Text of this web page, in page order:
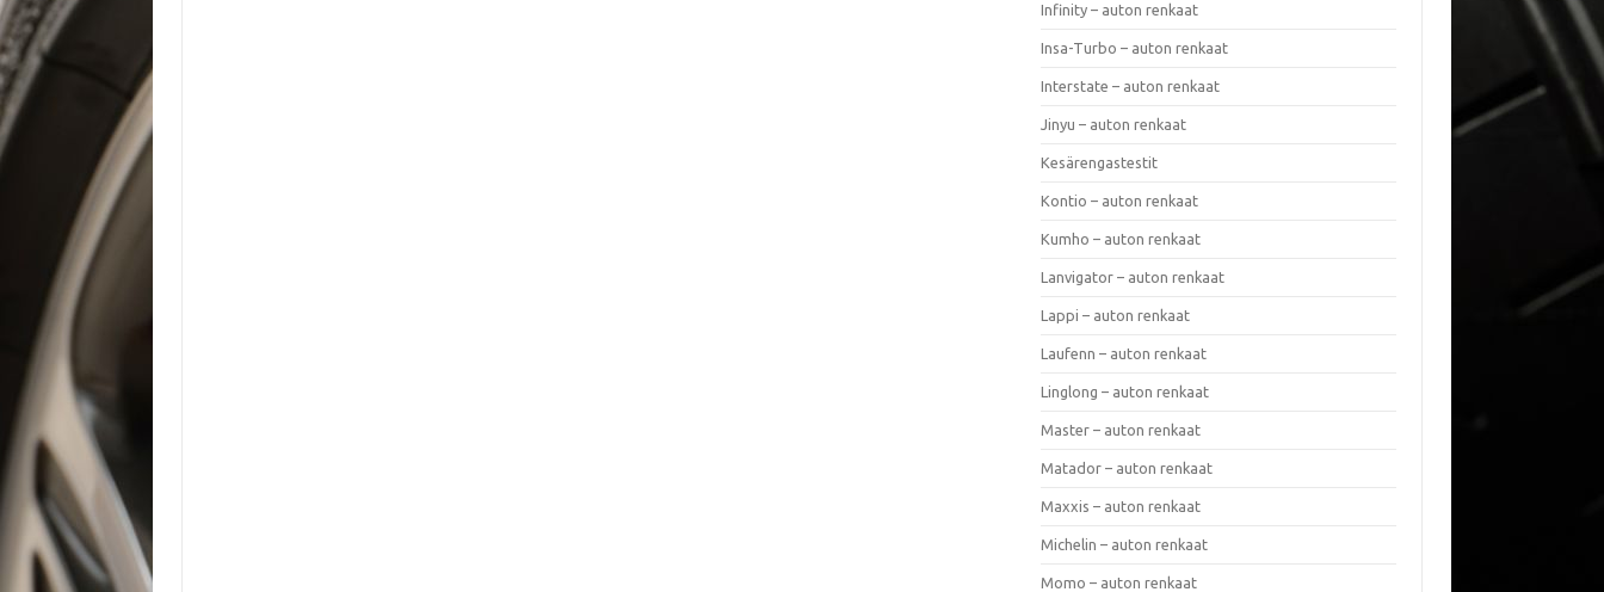
Infinity – auton renkaat
Insa-Turbo – auton renkaat
Interstate – auton renkaat
Jinyu – auton renkaat
Kesärengastestit
Kontio – auton renkaat
Kumho – auton renkaat
Lanvigator – auton renkaat
Lappi – auton renkaat
Laufenn – auton renkaat
Linglong – auton renkaat
Master – auton renkaat
Matador – auton renkaat
Maxxis – auton renkaat
Michelin – auton renkaat
Momo – auton renkaat